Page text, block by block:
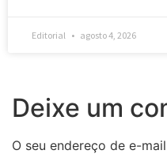
Editorial agosto 4, 2026
Deixe um
O seu endereço de e-